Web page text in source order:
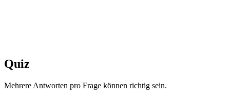
Quiz
Mehrere Antworten pro Frage können richtig sein.